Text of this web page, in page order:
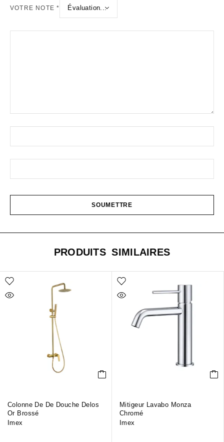
VOTRE NOTE*
PRODUITS SIMILAIRES
Colonne De De Douche Delos
Or Brossé
Imex
Mitigeur Lavabo Monza
Chromé
Imex